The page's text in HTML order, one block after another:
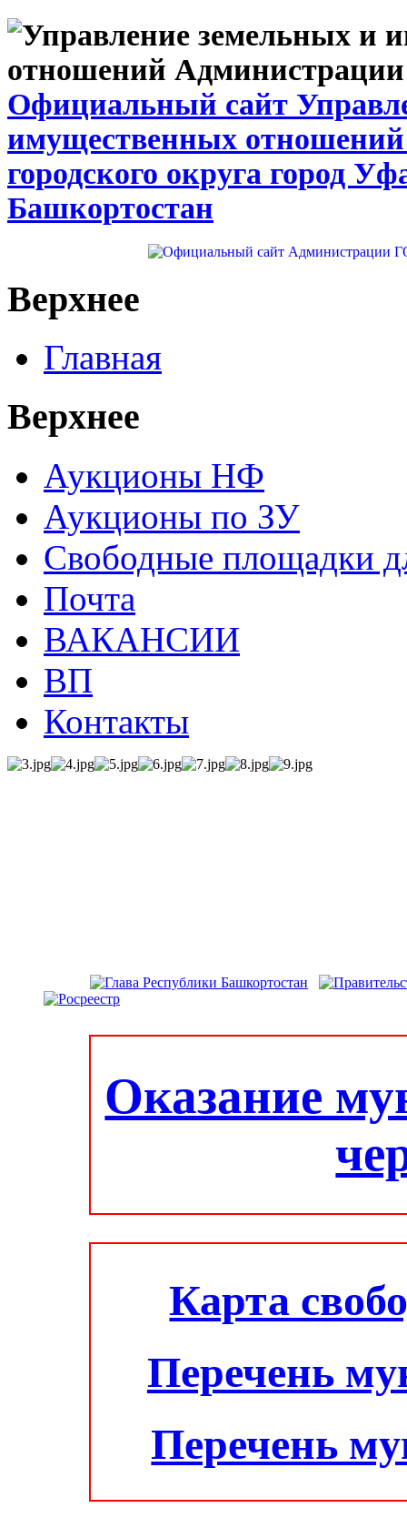
Официальный сайт
имущественных
городского округа город
Башкортостан
Верхнее
Главная
Верхнее
Аукционы НФ
Аукционы по ЗУ
Свободные площадки
Почта
ВАКАНСИИ
ВП
Контакты
Оказание
Карта
Перечень
Перечень